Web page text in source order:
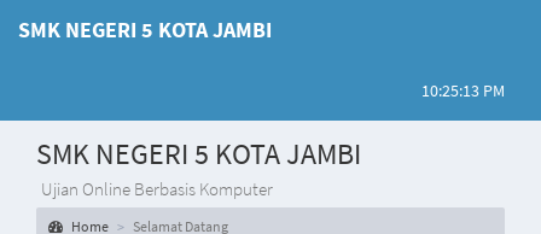
SMK NEGERI 5 KOTA JAMBI
10:25:13 PM
SMK NEGERI 5 KOTA JAMBI
Ujian Online Berbasis Komputer
Home Selamat Datang